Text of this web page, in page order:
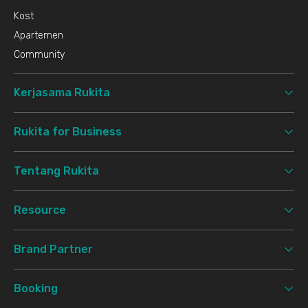
Kost
Apartemen
Community
Kerjasama Rukita
Rukita for Business
Tentang Rukita
Resource
Brand Partner
Booking